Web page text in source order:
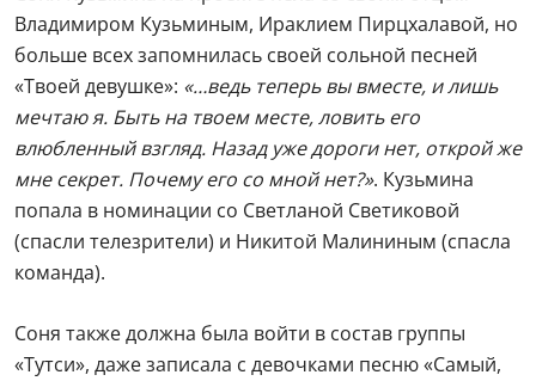
Владимиром Кузьминым, Ираклием Пирцхалавой, но
больше всех запомнилась своей сольной песней
«Твоей девушке»: «…ведь теперь вы вместе, и лишь
мечтаю я. Быть на твоем месте, ловить его
влюбленный взгляд. Назад уже дороги нет, открой же
мне секрет. Почему его со мной нет?». Кузьмина
попала в номинации со Светланой Светиковой
(спасли телезрители) и Никитой Малининым (спасла
команда).
Соня также должна была войти в состав группы
«Тутси», даже записала с девочками песню «Самый,